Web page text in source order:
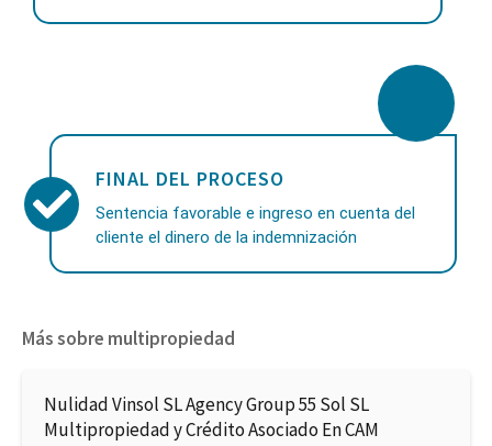
FINAL DEL PROCESO
Sentencia favorable e ingreso en cuenta del
cliente el dinero de la indemnización
Más sobre multipropiedad
Nulidad Vinsol SL Agency Group 55 Sol SL
Multipropiedad y Crédito Asociado En CAM